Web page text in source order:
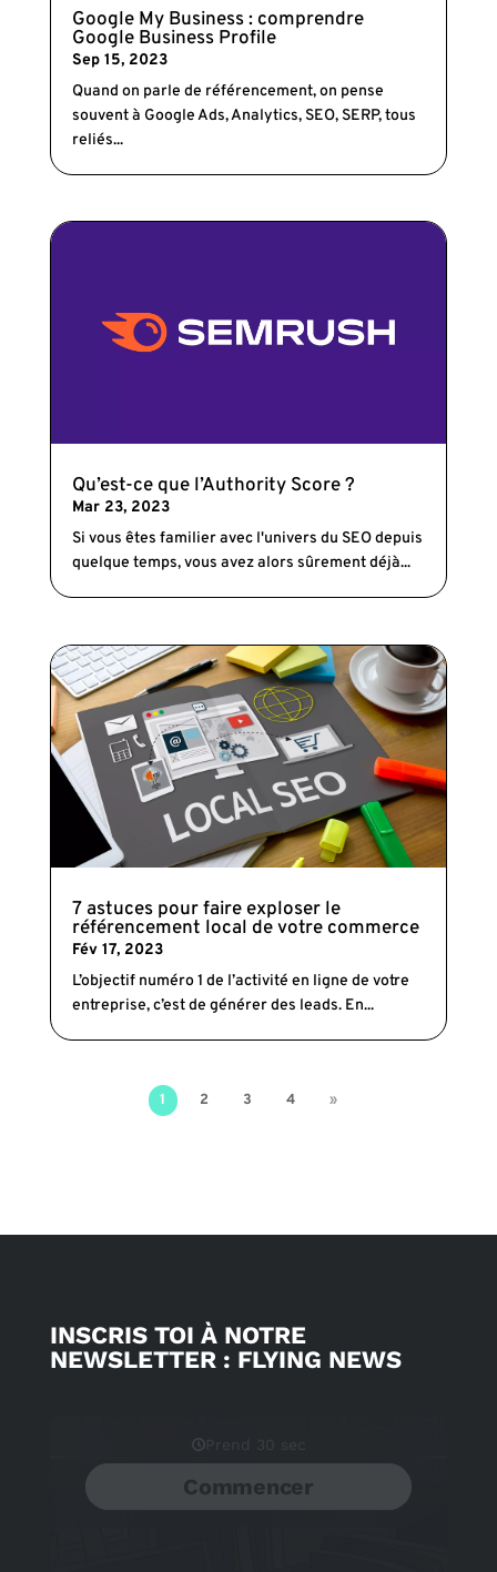
Google My Business : comprendre
Google Business Profile
Sep 15, 2023
Quand on parle de référencement, on pense
souvent à Google Ads, Analytics, SEO, SERP, tous
reliés...
Qu’est-ce que l’Authority Score ?
Mar 23, 2023
Si vous êtes familier avec l'univers du SEO depuis
quelque temps, vous avez alors sûrement déjà...
7 astuces pour faire exploser le
référencement local de votre commerce
Fév 17, 2023
L’objectif numéro 1 de l’activité en ligne de votre
entreprise, c’est de générer des leads. En...
1 2 3 4 »
INSCRIS TOI À NOTRE
NEWSLETTER : FLYING NEWS